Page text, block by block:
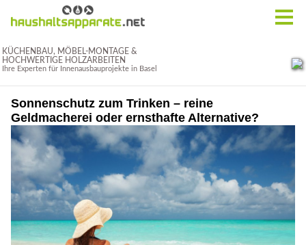
Sonnenschutz zum Trinken – reine
Geldmacherei oder ernsthafte Alternative?